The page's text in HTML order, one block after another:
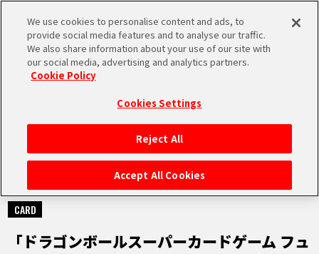
MEN
HOME
NEWS
RANKING
NEWS
2025.03.11
CARD
「ドラゴンボールスーパーカードゲーム フュ
We use cookies to personalise content and ads, to
provide social media features and to analyse our traffic.
We also share information about your use of our site with
our social media, advertising and analytics partners.
Cookie Policy
Cookies Settings
Reject All
Accept All Cookies